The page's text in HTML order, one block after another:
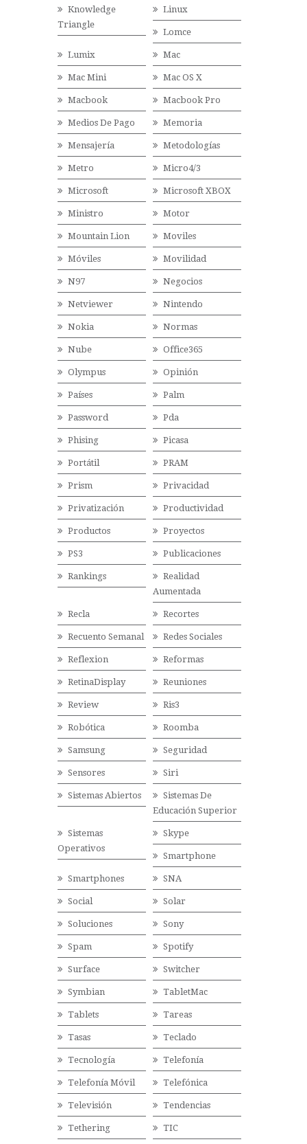
Knowledge
Triangle
Linux
Lomce
Lumix Mac
Mac Mini Mac OS X
Macbook Macbook Pro
Medios De Pago Memoria
Mensajería Metodologías
Metro Micro4/3
Microsoft Microsoft XBOX
Ministro Motor
Mountain Lion Moviles
Móviles Movilidad
N97 Negocios
Netviewer Nintendo
Nokia Normas
Nube Office365
Olympus Opinión
Países Palm
Password Pda
Phising Picasa
Portátil PRAM
Prism Privacidad
Privatización Productividad
Productos Proyectos
PS3 Publicaciones
Rankings
Realidad
Aumentada
Recla Recortes
Recuento Semanal Redes Sociales
Reflexion Reformas
RetinaDisplay Reuniones
Review Ris3
Robótica Roomba
Samsung Seguridad
Sensores Siri
Sistemas Abiertos
Sistemas De
Educación Superior
Sistemas
Operativos
Skype
Smartphone
Smartphones SNA
Social Solar
Soluciones Sony
Spam Spotify
Surface Switcher
Symbian TabletMac
Tablets Tareas
Tasas Teclado
Tecnología Telefonía
Telefonía Móvil Telefónica
Televisión Tendencias
Tethering TIC